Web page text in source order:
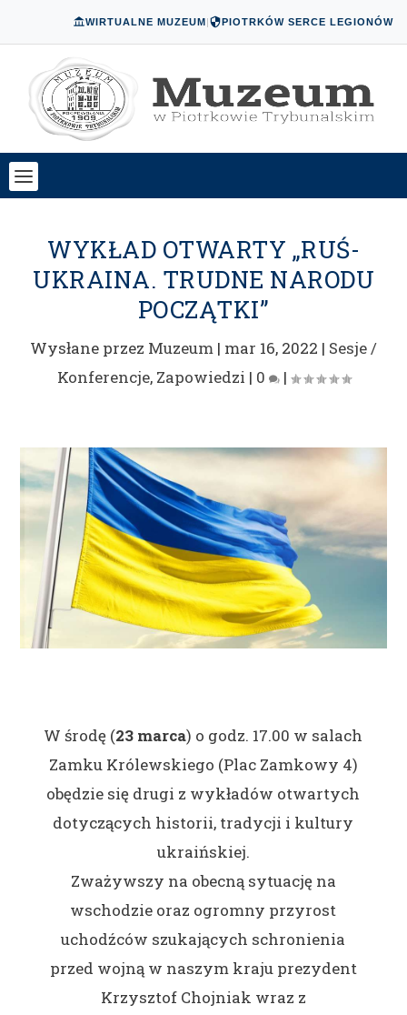
WIRTUALNE MUZEUM| PIOTRKÓW SERCE LEGIONÓW
WYKŁAD OTWARTY „RUŚ-
UKRAINA. TRUDNE NARODU
POCZĄTKI”
Wysłane przez Muzeum | mar 16, 2022 | Sesje /
Konferencje, Zapowiedzi | 0 |
W środę (23 marca) o godz. 17.00 w salach
Zamku Królewskiego (Plac Zamkowy 4)
obędzie się drugi z wykładów otwartych
dotyczących historii, tradycji i kultury
ukraińskiej.
Zważywszy na obecną sytuację na
wschodzie oraz ogromny przyrost
uchodźców szukających schronienia
przed wojną w naszym kraju prezydent
Krzysztof Chojniak wraz z